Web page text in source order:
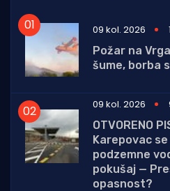
09 kol. 2026
Požar na
šume, borba
09 kol. 2026
OTVORENO
Karepovac
podzemne
pokušaj —
opasnost?